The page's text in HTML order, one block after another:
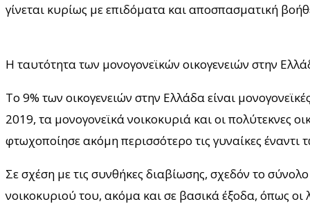
γίνεται κυρίως με επιδόματα και αποσπασματική
Η ταυτότητα των μονογονεϊκών οικογενειών στην
Το 9% των οικογενειών στην Ελλάδα είναι
2019, τα μονογονεϊκά νοικοκυριά και οι πολύτεκνες
φτωχοποίησε ακόμη περισσότερο τις γυναίκες έναντι
Σε σχέση με τις συνθήκες διαβίωσης, σχεδόν το
νοικοκυριού του, ακόμα και σε βασικά έξοδα, όπως οι